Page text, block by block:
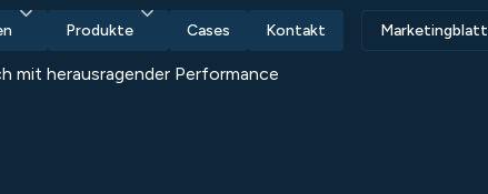
Produkte Cases Kontakt Marketingblatt
mit herausragender Performance